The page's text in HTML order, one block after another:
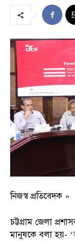
নিজস্ব প্রতিবেদক »
চট্টগ্রাম জেলা
মানুষকে বলা হয়-